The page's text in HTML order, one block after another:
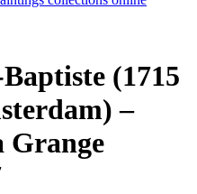
(1715
–
Grange